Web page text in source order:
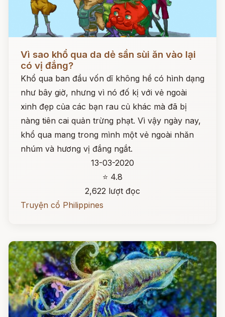
Vì sao khổ qua da dẻ sần sùi ăn vào lại
có vị đắng?
Khổ qua ban đầu vốn dĩ không hề có hình dạng
như bây giờ, nhưng vì nó đố kị với vẻ ngoài
xinh đẹp của các bạn rau củ khác mà đã bị
nàng tiên cai quản trừng phạt. Vì vậy ngày nay,
khổ qua mang trong mình một vẻ ngoài nhăn
nhúm và hương vị đắng ngắt.
13-03-2020
⭐ 4.8
2,622 lượt đọc
Truyện cổ Philippines